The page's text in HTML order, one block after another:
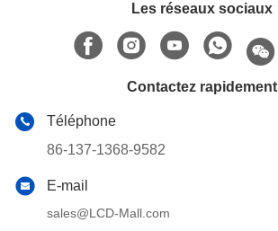
Les réseaux sociaux
Contactez rapidement
Téléphone
86-137-1368-9582
E-mail
sales@LCD-Mall.com